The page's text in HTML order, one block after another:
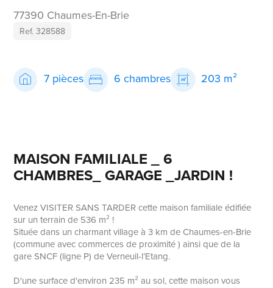
77390 Chaumes-En-Brie
Ref. 328588
7 pièces 6 chambres 203 m²
MAISON FAMILIALE _ 6
CHAMBRES_ GARAGE _JARDIN !
Venez VISITER SANS TARDER cette maison familiale édifiée
sur un terrain de 536 m² !
Située dans un charmant village à 3 km de Chaumes-en-Brie
(commune avec commerces de proximité ) ainsi que de la
gare SNCF (ligne P) de Verneuil-l’Etang.
D'une surface d'environ 235 m² au sol, cette maison vous